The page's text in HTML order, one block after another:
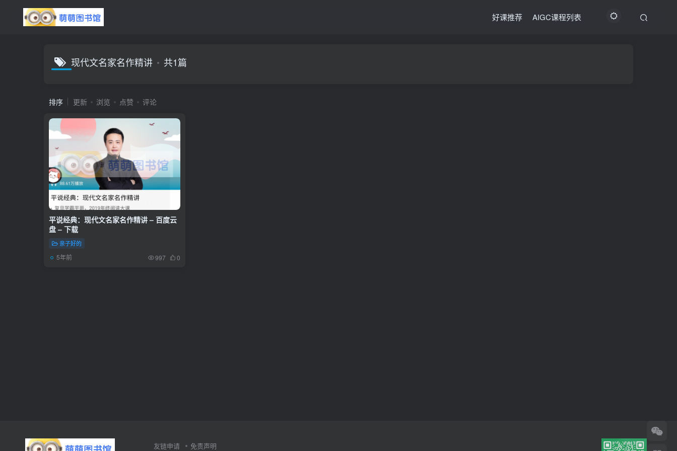
好课推荐 AIGC课程列表
现代文名家名作精讲 共1篇
排序 更新 浏览 点赞 评论
平说经典：现代文名家名作精讲 – 百度云
盘 – 下载
亲子好的
5年前 997 0
友链申请 免责声明